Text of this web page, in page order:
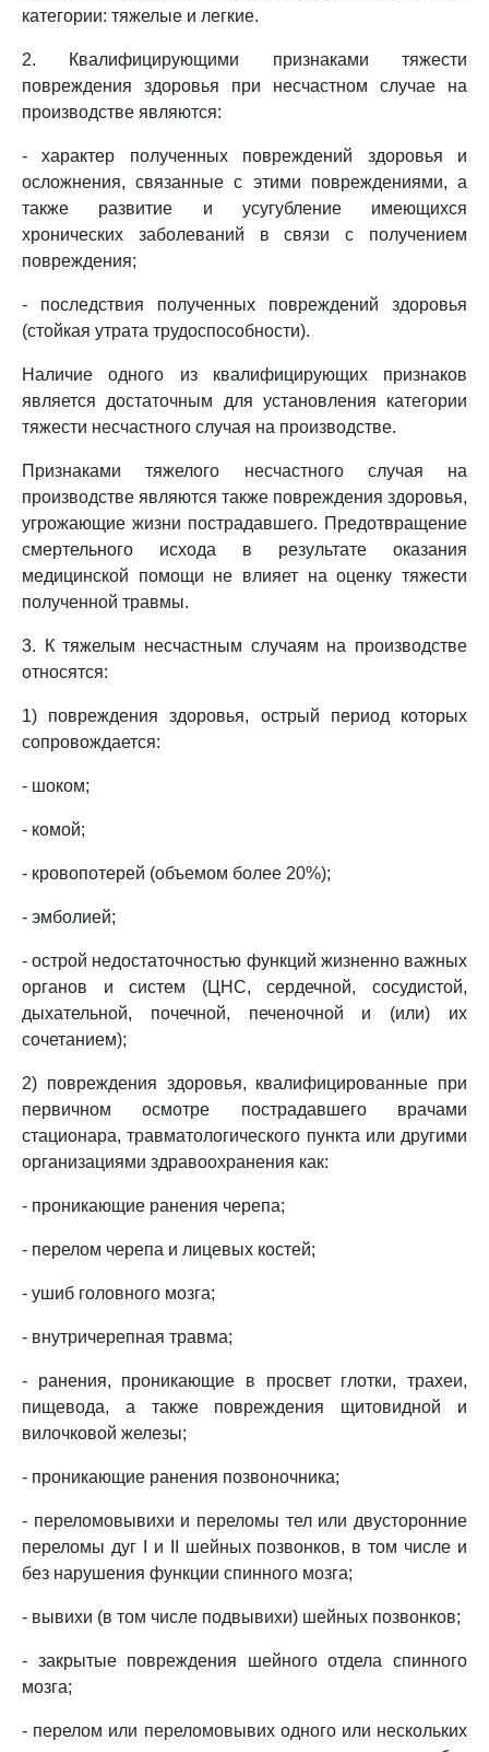
категории: тяжелые и легкие.
2. Квалифицирующими признаками тяжести
повреждения здоровья при несчастном случае на
производстве являются:
- характер полученных повреждений здоровья и
осложнения, связанные с этими повреждениями, а
также развитие и усугубление имеющихся
хронических заболеваний в связи с получением
повреждения;
- последствия полученных повреждений здоровья
(стойкая утрата трудоспособности).
Наличие одного из квалифицирующих признаков
является достаточным для установления категории
тяжести несчастного случая на производстве.
Признаками тяжелого несчастного случая на
производстве являются также повреждения здоровья,
угрожающие жизни пострадавшего. Предотвращение
смертельного исхода в результате оказания
медицинской помощи не влияет на оценку тяжести
полученной травмы.
3. К тяжелым несчастным случаям на производстве
относятся:
1) повреждения здоровья, острый период которых
сопровождается:
- шоком;
- комой;
- кровопотерей (объемом более 20%);
- эмболией;
- острой недостаточностью функций жизненно важных
органов и систем (ЦНС, сердечной, сосудистой,
дыхательной, почечной, печеночной и (или) их
сочетанием);
2) повреждения здоровья, квалифицированные при
первичном осмотре пострадавшего врачами
стационара, травматологического пункта или другими
организациями здравоохранения как:
- проникающие ранения черепа;
- перелом черепа и лицевых костей;
- ушиб головного мозга;
- внутричерепная травма;
- ранения, проникающие в просвет глотки, трахеи,
пищевода, а также повреждения щитовидной и
вилочковой железы;
- проникающие ранения позвоночника;
- переломовывихи и переломы тел или двусторонние
переломы дуг I и II шейных позвонков, в том числе и
без нарушения функции спинного мозга;
- вывихи (в том числе подвывихи) шейных позвонков;
- закрытые повреждения шейного отдела спинного
мозга;
- перелом или переломовывих одного или нескольких